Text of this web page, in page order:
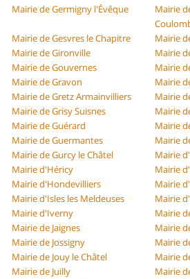
Mairie de Germigny l'Évêque
Mairie
Mairie de Gesvres le Chapitre
Mairie
Mairie de Gironville
Mairie
Mairie de Gouvernes
Mairie
Mairie de Gravon
Mairie
Mairie de Gretz Armainvilliers
Mairie
Mairie de Grisy Suisnes
Mairie
Mairie de Guérard
Mairie
Mairie de Guermantes
Mairie
Mairie de Gurcy le Châtel
Mairie
Mairie d'Héricy
Mairie
Mairie d'Hondevilliers
Mairie
Mairie d'Isles les Meldeuses
Mairie
Mairie d'Iverny
Mairie
Mairie de Jaignes
Mairie
Mairie de Jossigny
Mairie
Mairie de Jouy le Châtel
Mairie
Mairie de Juilly
Mairie